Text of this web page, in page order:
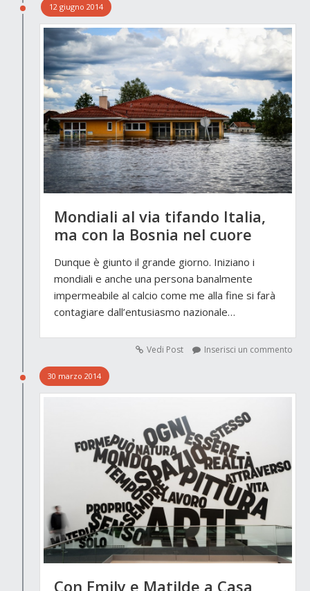
12 giugno 2014
Mondiali al via tifando Italia,
ma con la Bosnia nel cuore
Dunque è giunto il grande giorno. Iniziano i
mondiali e anche una persona banalmente
impermeabile al calcio come me alla fine si farà
contagiare dall’entusiasmo nazionale…
Vedi Post Inserisci un commento
30 marzo 2014
Con Emily e Matilde a Casa